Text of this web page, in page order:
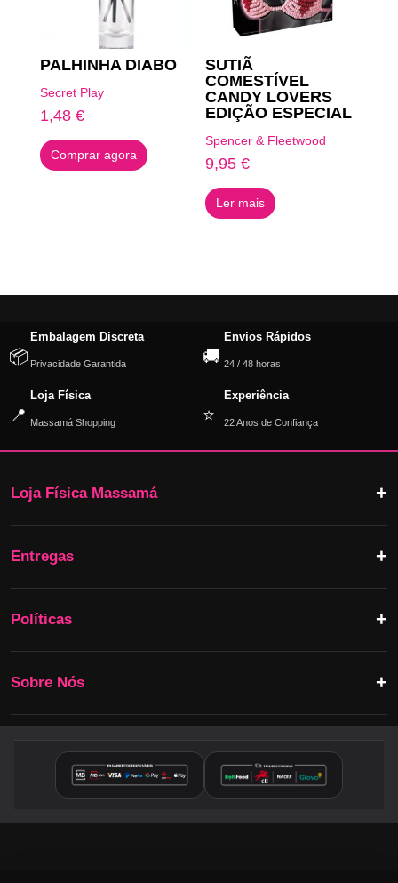
PALHINHA DIABO
Secret Play
1,48 €
Comprar agora
SUTIÃ
COMESTÍVEL
CANDY LOVERS
EDIÇÃO ESPECIAL
Spencer & Fleetwood
9,95€
Ler mais
📦
Embalagem Discreta
Privacidade Garantida 🚚
Envios Rápidos
24 / 48 horas
📍
Loja Física
Massamá Shopping ⭐
Experiência
22 Anos de Confiança
Loja Física Massamá
Entregas
Políticas
Sobre Nós